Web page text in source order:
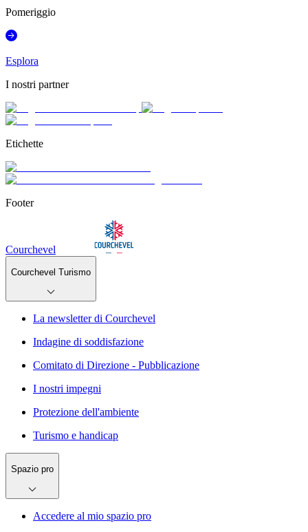
Pomeriggio
Esplora
I nostri partner
Etichette
Footer
Courchevel
Courchevel Turismo
La newsletter di Courchevel
Indagine di soddisfazione
Comitato di Direzione - Pubblicazione
I nostri impegni
Protezione dell'ambiente
Turismo e handicap
Spazio pro
Accedere al mio spazio pro